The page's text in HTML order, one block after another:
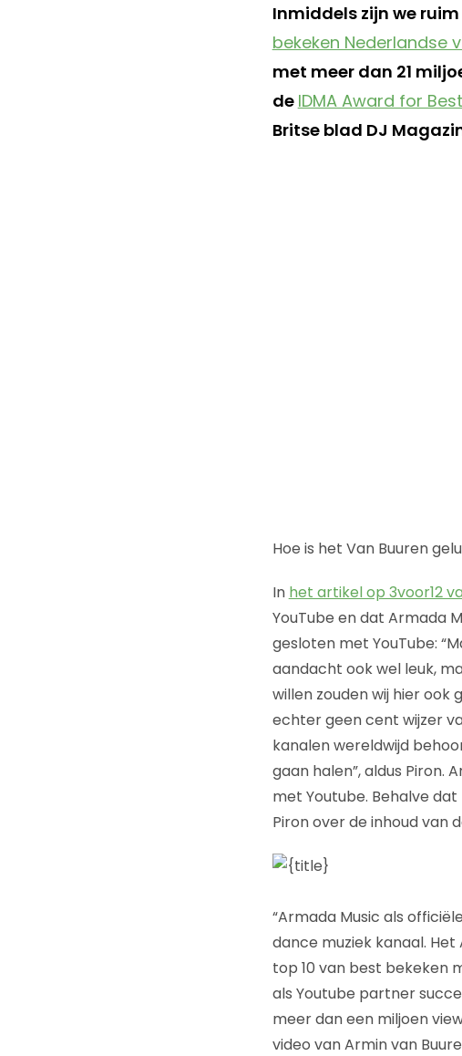
Inmiddels zijn we
bekeken Nederlandse
met meer dan 21
de IDMA Award for
Britse blad DJ
Hoe is het Van Buuren
In het artikel op 3voor12
YouTube en dat Armada
gesloten met YouTube:
aandacht ook wel leuk,
willen zouden wij hier ook
echter geen cent wijzer
kanalen wereldwijd
gaan halen”, aldus Piron.
met Youtube. Behalve
Piron over de inhoud van
“Armada Music als
dance muziek kanaal.
top 10 van best bekeken
als Youtube partner
meer dan een miljoen
video van Armin van